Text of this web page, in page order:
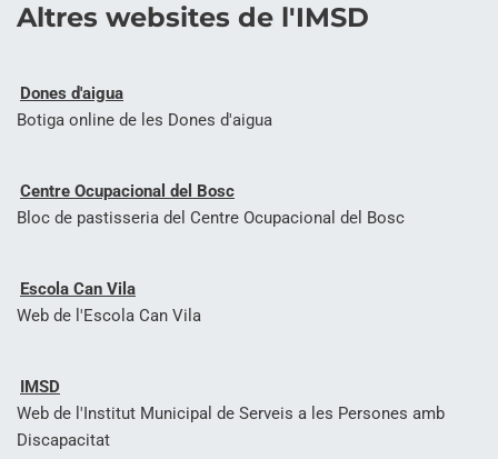
Altres websites de l'IMSD
Dones d'aigua
Botiga online de les Dones d'aigua
Centre Ocupacional del Bosc
Bloc de pastisseria del Centre Ocupacional del Bosc
Escola Can Vila
Web de l'Escola Can Vila
IMSD
Web de l'Institut Municipal de Serveis a les Persones amb
Discapacitat